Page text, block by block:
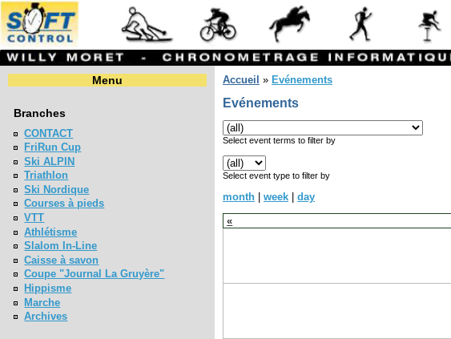
Menu
Branches
CONTACT
FriRun Cup
Ski ALPIN
Triathlon
Ski Nordique
Courses à pieds
VTT
Athlétisme
Slalom In-Line
Caisse à savon
Coupe "Journal La Gruyère"
Hippisme
Marche
Archives
Accueil » Evénements
Evénements
Select event terms to filter by
Select event type to filter by
month week
day
«